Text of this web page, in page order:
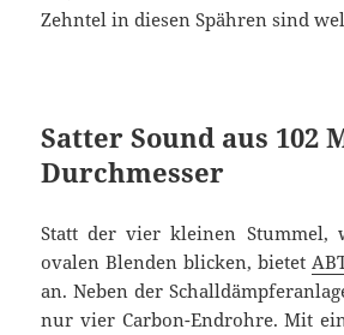
Zehntel in diesen Spähren sind
Satter Sound aus 102
Durchmesser
Statt der vier kleinen Stummel,
ovalen Blenden blicken, bietet
an. Neben der
nur vier Carbon-Endrohre. Mit